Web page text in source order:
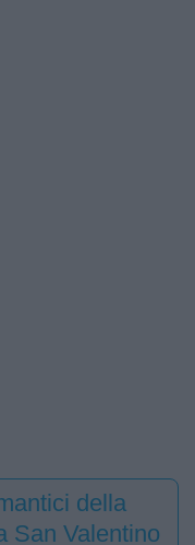
della
San Valentino